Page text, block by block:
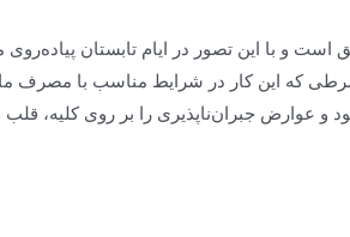
و با این تصور در ایام تابستان پیاده‌روی
که این کار در شرایط مناسب با مصرف
جبران‌ناپذیری را بر روی کلیه، قلب